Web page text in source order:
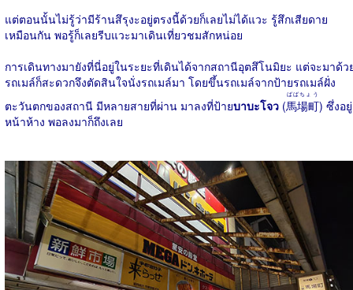
แต่ตอนนั้นไม่รู้ว่ามีร้านสึรุงะอยู่ตรงนี้ด้วยก็เลยไม่ได้แวะ รู้สึกเสียดาย
เหมือนกัน พอรู้ก็เลยรีบแวะมาเดินเที่ยวชมสักหน่อย
การเดินทางมายังที่นี่อยู่ในระยะที่เดินได้จากสถานีอุตสึโนมิยะ แต่จะมาด้ว
รถเมล์ก็สะดวกจึงตัดสินใจนั่งรถเมล์มา โดยขึ้นรถเมล์จากป้ายรถเมล์ฝั่ง
ตะวันตกของสถานี มีหลายสายที่ผ่าน มาลงที่ป้ายบาบะโจว (馬場町
ばばちょう
) ซึ่งอยู่
หน้าห้าง พอลงมาก็ถึงเลย